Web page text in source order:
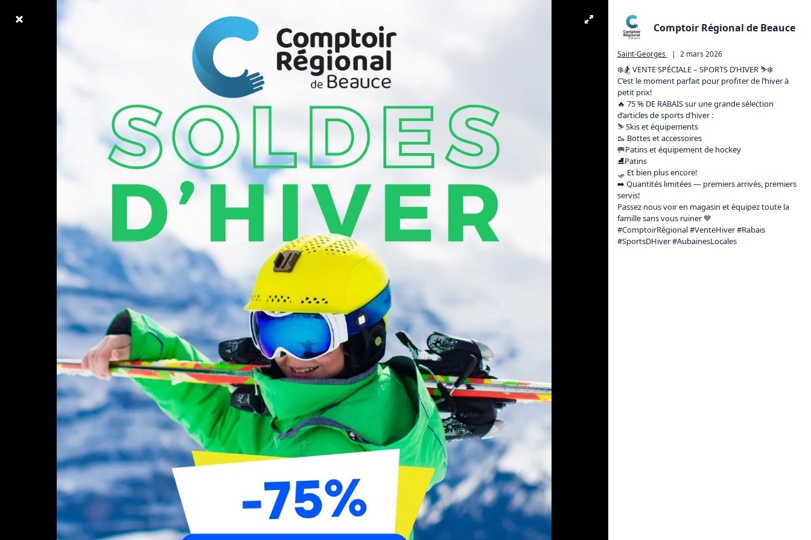
Comptoir Régional de Beauce
Saint-Georges | 2 mars 2026
❄️🏂 VENTE SPÉCIALE – SPORTS D’HIVER ⛷️❄️
C’est le moment parfait pour profiter de l’hiver à
petit prix!
🔥 75 % DE RABAIS sur une grande sélection
d’articles de sports d’hiver :
⛷️ Skis et équipements
🥾 Bottes et accessoires
🥅Patins et équipement de hockey
⛸️Patins
🛷 Et bien plus encore!
➡️ Quantités limitées — premiers arrivés, premiers
servis!
Passez nous voir en magasin et équipez toute la
famille sans vous ruiner 💙
#ComptoirRégional #VenteHiver #Rabais
#SportsDHiver #AubainesLocales